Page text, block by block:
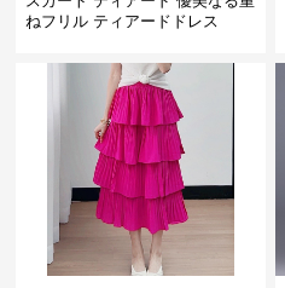
ねフリル ティアードドレス